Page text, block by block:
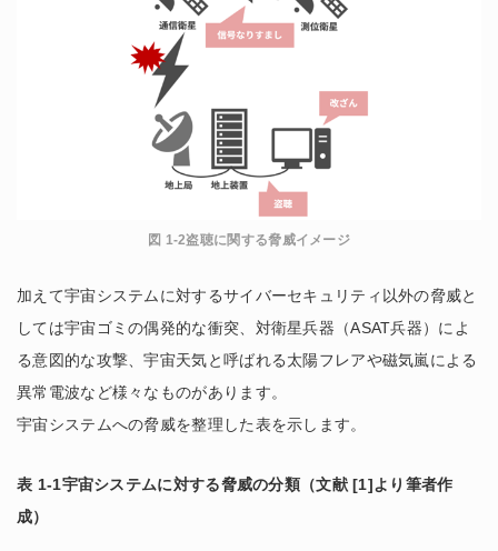
図 1-2盗聴に関する脅威イメージ
加えて宇宙システムに対するサイバーセキュリティ以外の脅威と
しては宇宙ゴミの偶発的な衝突、対衛星兵器（ASAT兵器）によ
る意図的な攻撃、宇宙天気と呼ばれる太陽フレアや磁気嵐による
異常電波など様々なものがあります。
宇宙システムへの脅威を整理した表を示します。
表 1-1宇宙システムに対する脅威の分類（文献 [1]より筆者作
成）